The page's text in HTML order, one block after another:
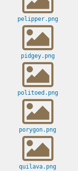
pelipper.png
pidgey.png
politoed.png
porygon.png
quilava.png